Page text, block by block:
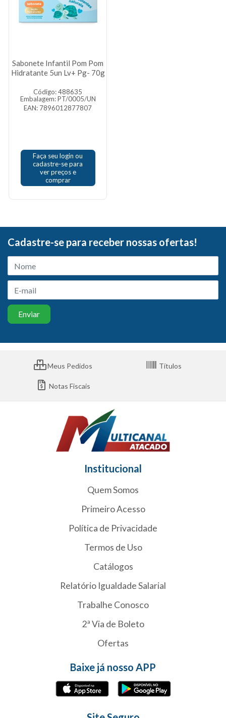
Sabonete Infantil Pom Pom
Hidratante 5un Lv+ Pg- 70g
Código: 488635
Embalagem: PT/0005/UN
EAN: 7896012877807
Faça seu login ou
cadastre-se para
ver preços e
comprar
Cadastre-se para receber nossas ofertas!
Meus Pedidos Títulos
Notas Fiscais
Institucional
Quem Somos
Primeiro Acesso
Política de Privacidade
Termos de Uso
Catálogos
Relatório Igualdade Salarial
Trabalhe Conosco
2ª Via de Boleto
Ofertas
Baixe já nosso APP